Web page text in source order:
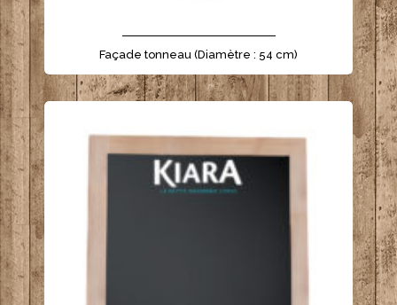
- - - - - - - - - - - - - - - - - - - - - -
Façade tonneau (Diamètre : 54 cm)